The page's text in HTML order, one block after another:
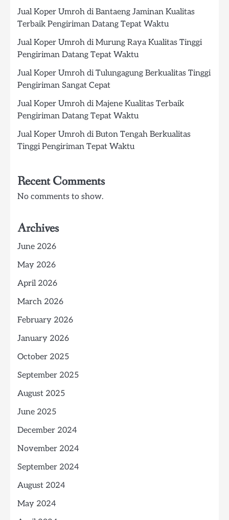
Jual Koper Umroh di Bantaeng Jaminan Kualitas
Terbaik Pengiriman Datang Tepat Waktu
Jual Koper Umroh di Murung Raya Kualitas Tinggi
Pengiriman Datang Tepat Waktu
Jual Koper Umroh di Tulungagung Berkualitas Tinggi
Pengiriman Sangat Cepat
Jual Koper Umroh di Majene Kualitas Terbaik
Pengiriman Datang Tepat Waktu
Jual Koper Umroh di Buton Tengah Berkualitas
Tinggi Pengiriman Tepat Waktu
Recent Comments
No comments to show.
Archives
June 2026
May 2026
April 2026
March 2026
February 2026
January 2026
October 2025
September 2025
August 2025
June 2025
December 2024
November 2024
September 2024
August 2024
May 2024